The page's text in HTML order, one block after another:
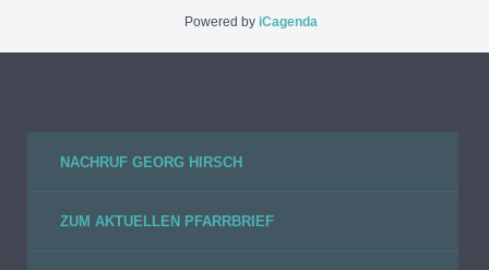
Powered by iCagenda
NACHRUF GEORG HIRSCH
ZUM AKTUELLEN PFARRBRIEF